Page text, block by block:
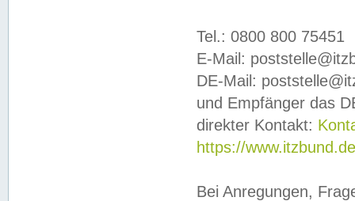
Tel.: 0800 800 75451
E-Mail:
DE-Mail:
und Empfänger das
direkter Kontakt:
https://
Bei Anregungen,